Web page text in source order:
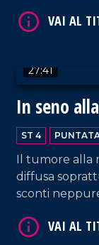
27:41
In seno
ST 4
Il tumore alla
diffusa
scontiVAI AL TITOLO